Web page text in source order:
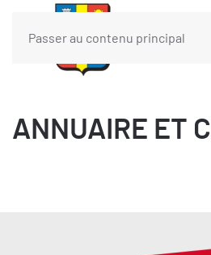
Passer au contenu principal
ANNUAIRE ET